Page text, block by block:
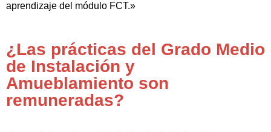
aprendizaje del módulo FCT.»
¿Las prácticas del Grado Medio
de Instalación y
Amueblamiento son
remuneradas?